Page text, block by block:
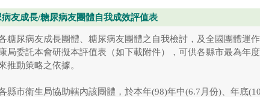
病友成長/糖尿病友團體自我成效評值表
糖尿病友成長團體、糖尿病友團體之自我檢討，及全國團體運
局委託本會研擬本評值表（如下載附件），可供各縣市最為年
推動策略之依據。
市衛生局協助轄內該團體，於本年(98)年中(6.7月份)、年底